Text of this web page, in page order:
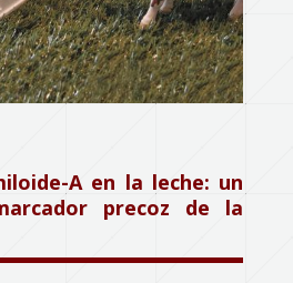
A en la leche: un
precoz de la